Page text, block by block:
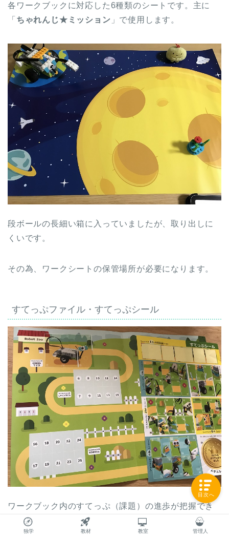
各ワークブックに対応した6種類のシートです。主に
「 ちゃれんじ★ミッション 」で使用します。
段ボールの長細い箱に入っていましたが、取り出しに
くいです。
その為、ワークシートの保管場所が必要になります。
すてっぷファイル・すてっぷシール
ワークブック内のすてっぷ（課題）の進歩が把握でき
るシール台紙です。
独学 教材 教室 管理人
目次へ